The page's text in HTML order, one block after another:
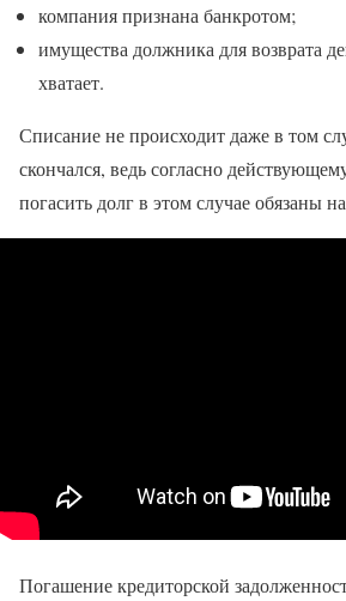
компания признана банкротом;
имущества должника для возврата
хватает.
Списание не происходит даже в том
скончался, ведь согласно
погасить долг в этом случае обязаны
Погашение кредиторской